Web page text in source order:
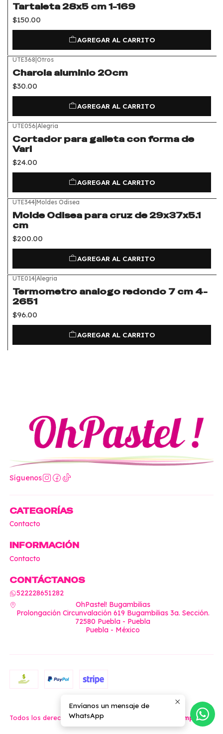
Tartaleta 28x5 cm 1-169
$150.00
AGREGAR AL CARRITO
UTE368 Otros
Charola aluminio 20cm
$30.00
AGREGAR AL CARRITO
UTE056 Alegria
Cortador para galleta con forma de
Vari
$24.00
AGREGAR AL CARRITO
UTE344| Moldes Odisea
Molde Odisea para cruz de 29x37x5.1
cm
$200.00
AGREGAR AL CARRITO
UTE014| Alegria
Termometro analogo redondo 7 cm 4-
2651
$96.00
AGREGAR AL CARRITO
Síguenos
CATEGORÍAS
Contacto
INFORMACIÓN
Contacto
CONTÁCTANOS
522228651282
OhPastel! Bugambilias
Prolongación Circunvalación 619 Bugambilias 3a. Sección.
72580 Puebla - Puebla
Puebla - México
2026 OhPastel!.
Todos los derechos reservados.
Desarrollado por Jumpseller
Envíanos un mensaje de
WhatsApp